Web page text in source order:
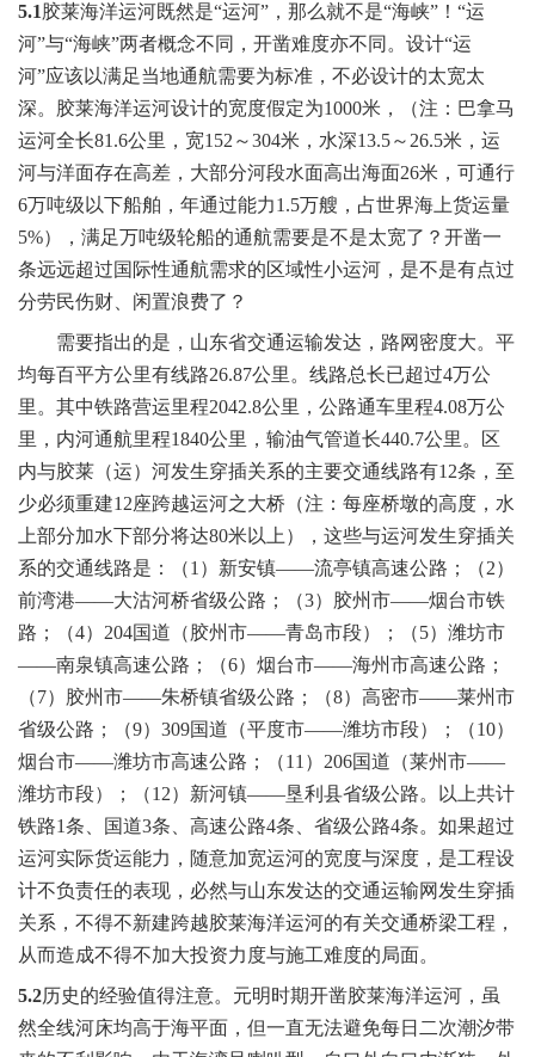
5.1 胶莱海洋运河既然是“运河”，那么就不是“海峡”！“运
河”与“海峡”两者概念不同，开凿难度亦不同。设计“运
河”应该以满足当地通航需要为标准，不必设计的太宽太
深。胶莱海洋运河设计的宽度假定为1000米，（注：巴拿马
运河全长81.6公里，宽152～304米，水深13.5～26.5米，运
河与洋面存在高差，大部分河段水面高出海面26米，可通行
6万吨级以下船舶，年通过能力1.5万艘，占世界海上货运量
5%），满足万吨级轮船的通航需要是不是太宽了？开凿一
条远远超过国际性通航需求的区域性小运河，是不是有点过
分劳民伤财、闲置浪费了？
需要指出的是，山东省交通运输发达，路网密度大。平
均每百平方公里有线路26.87公里。线路总长已超过4万公
里。其中铁路营运里程2042.8公里，公路通车里程4.08万公
里，内河通航里程1840公里，输油气管道长440.7公里。区
内与胶莱（运）河发生穿插关系的主要交通线路有12条，至
少必须重建12座跨越运河之大桥（注：每座桥墩的高度，水
上部分加水下部分将达80米以上），这些与运河发生穿插关
系的交通线路是：（1）新安镇——流亭镇高速公路；（2）
前湾港——大沽河桥省级公路；（3）胶州市——烟台市铁
路；（4）204国道（胶州市——青岛市段）；（5）潍坊市
——南泉镇高速公路；（6）烟台市——海州市高速公路；
（7）胶州市——朱桥镇省级公路；（8）高密市——莱州市
省级公路；（9）309国道（平度市——潍坊市段）；（10）
烟台市——潍坊市高速公路；（11）206国道（莱州市——
潍坊市段）；（12）新河镇——垦利县省级公路。以上共计
铁路1条、国道3条、高速公路4条、省级公路4条。如果超过
运河实际货运能力，随意加宽运河的宽度与深度，是工程设
计不负责任的表现，必然与山东发达的交通运输网发生穿插
关系，不得不新建跨越胶莱海洋运河的有关交通桥梁工程，
从而造成不得不加大投资力度与施工难度的局面。
5.2历史的经验值得注意。元明时期开凿胶莱海洋运河，虽
然全线河床均高于海平面，但一直无法避免每日二次潮汐带